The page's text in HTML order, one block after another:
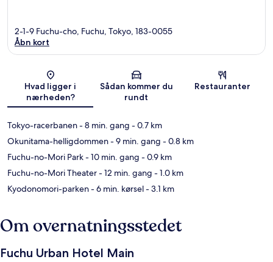
Kort
2-1-9 Fuchu-cho, Fuchu, Tokyo, 183-0055
Åbn kort
Hvad ligger i
nærheden?
Sådan kommer du
rundt
Restauranter
Tokyo-racerbanen- 8 min. gang - 0.7 km
Okunitama-helligdommen- 9 min. gang - 0.8 km
Fuchu-no-Mori Park- 10 min. gang - 0.9 km
Fuchu-no-Mori Theater- 12 min. gang - 1.0 km
Kyodonomori-parken- 6 min. kørsel- 3.1 km
Om overnatningsstedet
Fuchu Urban Hotel Main